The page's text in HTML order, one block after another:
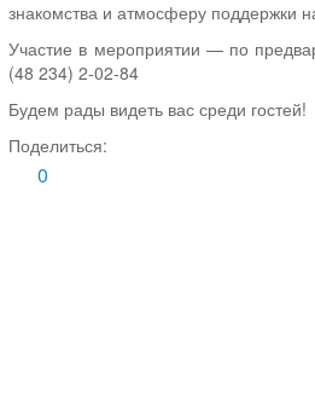
знакомства и атмосферу поддержки
Участие в мероприятии — по
(48 234) 2‑02‑84
Будем рады видеть вас среди гостей!
Поделиться:
0